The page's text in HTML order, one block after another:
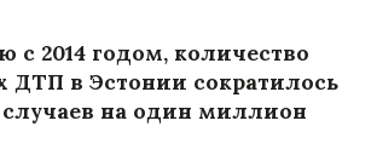
с 2014 годом, количество
ДТП в Эстонии сократилось
случаев на один миллион